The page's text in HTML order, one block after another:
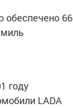
обеспечено 66
году
LADA